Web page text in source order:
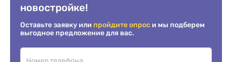
новостройке!
Оставьте заявку или пройдите опрос и мы подберем
выгодное предложение для вас.